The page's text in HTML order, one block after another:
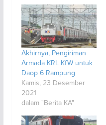
Akhirnya, Pengiriman
Armada KRL KfW untuk
Daop 6 Rampung
Kamis, 23 Desember
2021
dalam "Berita KA"